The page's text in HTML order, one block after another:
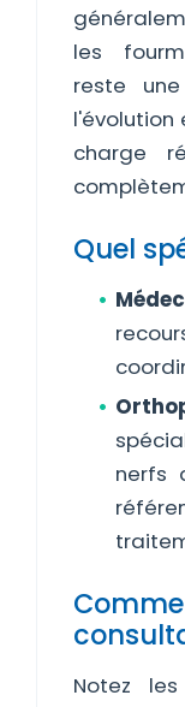
les
reste
l'évolution
charge
Quel
nerfs
Notez